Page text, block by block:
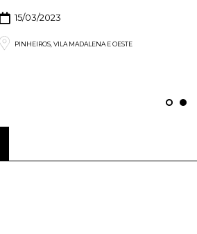
15/03/2023
PINHEIROS, VILA MADALENA E OESTE